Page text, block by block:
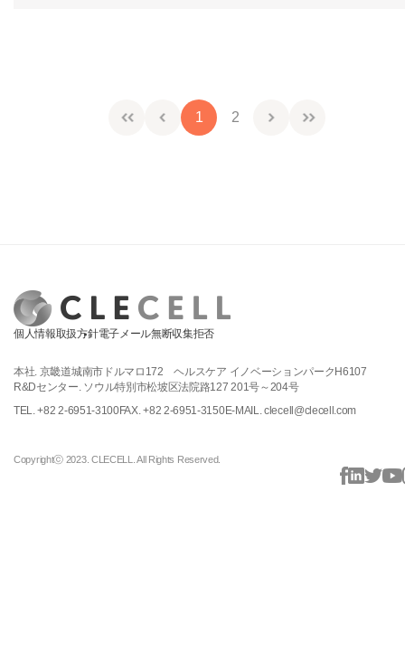
1 2
個人情報取扱方針電子メール無断収集拒否
本社. 京畿道城南市ドルマロ172 ヘルスケア イノベーションパークH6107
R&Dセンター. ソウル特別市松坡区法院路127 201号～204号
TEL. +82 2-6951-3100FAX. +82 2-6951-3150E-MAIL. clecell@clecell.com
Copyrightⓒ 2023. CLECELL. All Rights Reserved.